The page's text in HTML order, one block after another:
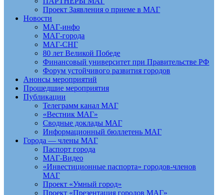
Проект Заявления о приеме в МАГ
Новости
МАГ-инфо
МАГ-города
МАГ-СНГ
80 лет Великой Победе
Финансовый университет при Правительстве РФ
Форум устойчивого развития городов
Анонсы мероприятий
Прошедшие мероприятия
Публикации
Телеграмм канал МАГ
«Вестник МАГ»
Сводные доклады МАГ
Информационный бюллетень МАГ
Города — члены МАГ
Паспорт города
МАГ-Видео
«Инвестиционные паспорта» городов-членов
МАГ
Проект «Умный город»
Проект «Презентация городов МАГ»